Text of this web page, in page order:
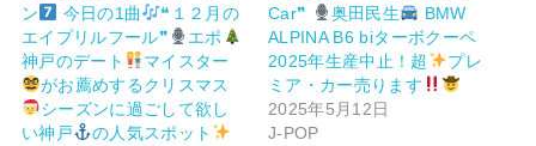
ン
今日の1曲
❝１２月の
エイプリルフール❞
エポ
神戸のデート
マイスター
がお薦めするクリスマス
シーズンに過ごして欲し
い神戸
の人気スポット
Car❞
奥田民生
BMW
ALPINA B6 biターボクーペ
2025年生産中止！超
プレ
ミア・カー売ります
2025年5月12日
J-POP